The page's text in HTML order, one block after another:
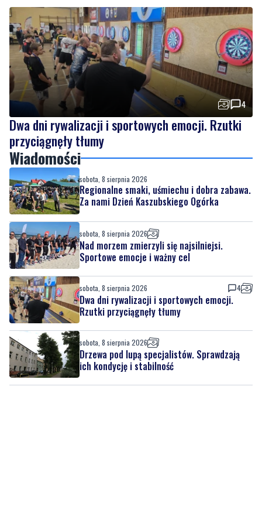
4
Dwa dni rywalizacji i sportowych emocji. Rzutki
przyciągnęły tłumy
Wiadomości
sobota, 8 sierpnia 2026
Regionalne smaki, uśmiechu i dobra zabawa.
Za nami Dzień Kaszubskiego Ogórka
sobota, 8 sierpnia 2026
Nad morzem zmierzyli się najsilniejsi.
Sportowe emocje i ważny cel
sobota, 8 sierpnia 2026 4
Dwa dni rywalizacji i sportowych emocji.
Rzutki przyciągnęły tłumy
sobota, 8 sierpnia 2026
Drzewa pod lupą specjalistów. Sprawdzają
ich kondycję i stabilność